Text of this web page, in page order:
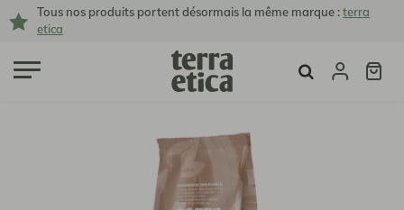
Tous nos produits portent désormais la même marque :terra
etica